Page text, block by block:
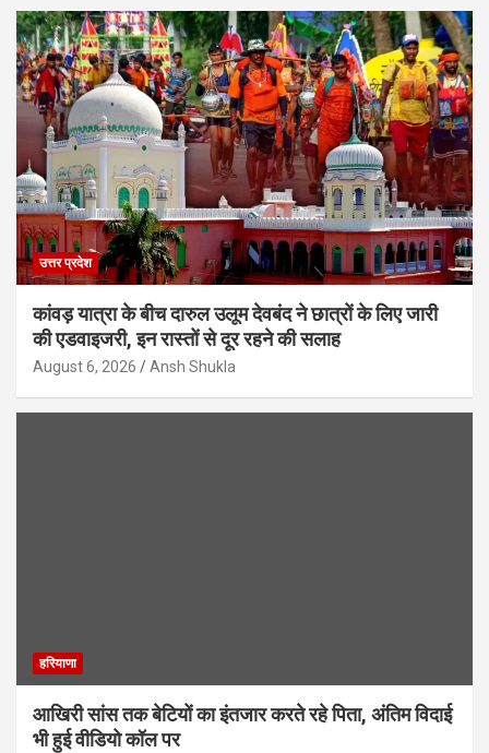
उत्तर प्रदेश
कांवड़ यात्रा के बीच दारुल उलूम देवबंद ने छात्रों के लिए जारी
की एडवाइजरी, इन रास्तों से दूर रहने की सलाह
August 6, 2026 Ansh Shukla
हरियाणा
आखिरी सांस तक बेटियों का इंतजार करते रहे पिता, अंतिम विदाई
भी हुई वीडियो कॉल पर